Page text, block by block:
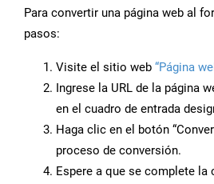
Para convertir una página web al
pasos:
Visite el sitio web “Página
Ingrese la URL de la página
en el cuadro de entrada
Haga clic en el botón
proceso de conversión.
Espere a que se complete la